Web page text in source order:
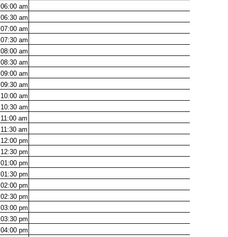
06:00 am
06:30 am
07:00 am
07:30 am
08:00 am
08:30 am
09:00 am
09:30 am
10:00 am
10:30 am
11:00 am
11:30 am
12:00 pm
12:30 pm
01:00 pm
01:30 pm
02:00 pm
02:30 pm
03:00 pm
03:30 pm
04:00 pm